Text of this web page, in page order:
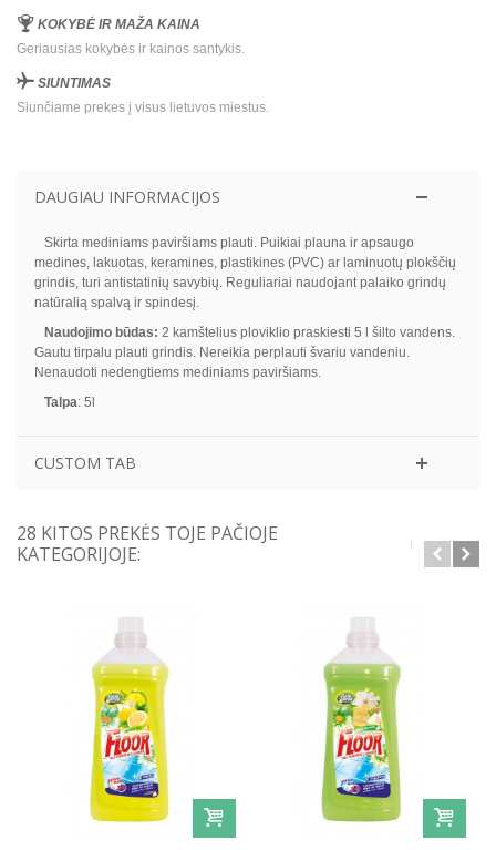
KOKYBĖ IR MAŽA KAINA
Geriausias kokybės ir kainos santykis.
SIUNTIMAS
Siunčiame prekes į visus lietuvos miestus.
DAUGIAU INFORMACIJOS
Skirta mediniams paviršiams plauti. Puikiai plauna ir apsaugo
medines, lakuotas, keramines, plastikines (PVC) ar laminuotų plokščių
grindis, turi antistatinių savybių. Reguliariai naudojant palaiko grindų
natūralią spalvą ir spindesį.
Naudojimo būdas: 2 kamštelius ploviklio praskiesti 5 l šilto vandens.
Gautu tirpalu plauti grindis. Nereikia perplauti švariu vandeniu.
Nenaudoti nedengtiems mediniams paviršiams.
Talpa: 5l
CUSTOM TAB
28 KITOS PREKĖS TOJE PAČIOJE
KATEGORIJOJE: